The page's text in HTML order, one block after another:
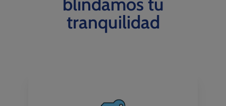
tranquilidad